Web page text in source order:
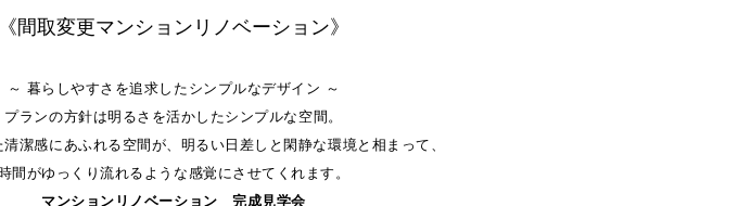
《間取変更マンションリノベーション》
～ 暮らしやすさを追求したシンプルなデザイン ～
プランの方針は明るさを活かしたシンプルな空間。
潔感にあふれる空間が、明るい日差しと閑静な環境と相まって、
間がゆっくり流れるような感覚にさせてくれます。
マンションリノベーション 完成見学会